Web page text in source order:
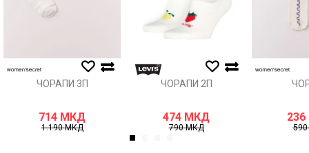
Анти спам заштита - пресметајте колку е 9 - 4 :
ИСПРАТИ
ЧОРАПИ 3П
714 МКД
1.190МКД
ЧОРАПИ 2П
474 МКД
790МКД
236
590
1